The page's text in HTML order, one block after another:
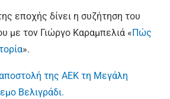
εποχής δίνει η συζήτηση του
με τον Γιώργο Καραμπελιά « Πώς
».
της ΑΕΚ τη Μεγάλη
Βελιγράδι.